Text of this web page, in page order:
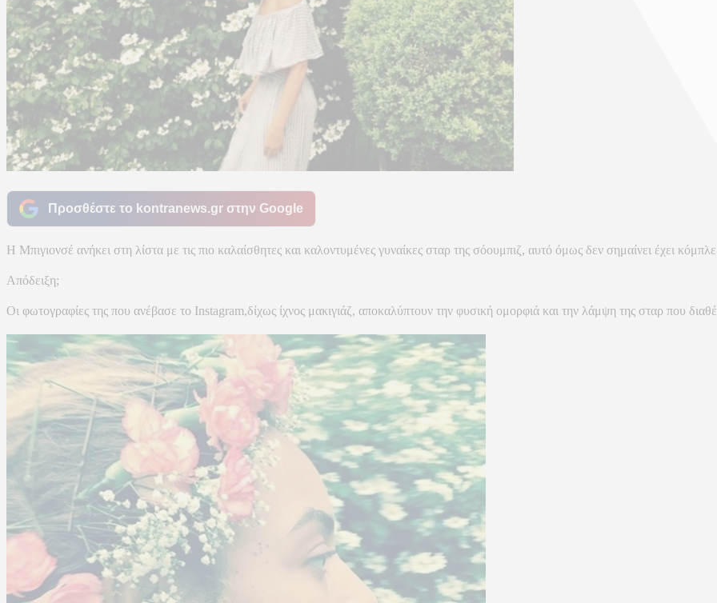
Προσθέστε το kontranews.gr στην Google
Η Μπιγιονσέ ανήκει στη λίστα με τις πιο καλαίσθητες και καλοντυμένες γυναίκες σταρ της σόουμπιζ, αυτό όμως δεν σημαίνει έχει
Απόδειξη;
Οι φωτογραφίες της που ανέβασε το Instagram,δίχως ίχνος μακιγιάζ, αποκαλύπτουν την φυσική ομορφιά και την λάμψη της σταρ που